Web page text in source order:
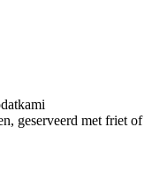
geserveerd met friet of